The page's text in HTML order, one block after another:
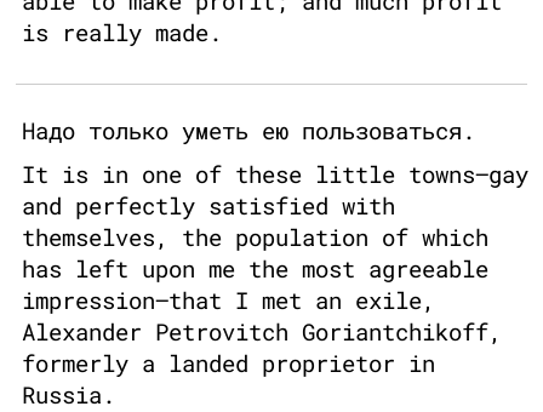
is really made.
Надо только уметь ею пользоваться.
It is in one of these little towns—gay
and perfectly satisfied with
themselves, the population of which
has left upon me the most agreeable
impression—that I met an exile,
Alexander Petrovitch Goriantchikoff,
formerly a landed proprietor in
Russia.